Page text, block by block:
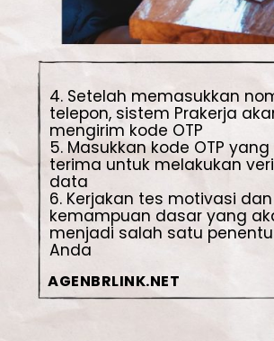
AGENBRLINK.NET
4. Setelah memasukkan
telepon, sistem Prakerja
mengirim kode OTP
5. Masukkan kode OTP
terima untuk melakukan
data
6. Kerjakan tes motivasi dan
kemampuan dasar yang
menjadi salah satu
Anda